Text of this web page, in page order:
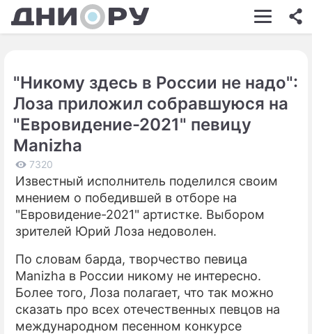
ШОУ-БИЗНЕС
КИНО
НЕДВИЖИМОСТЬ
ПРОИСШЕСТВИЯ
СОННИК
СТИЛЬ ЖИЗНИ
СЕРИАЛЫ
ИГРЫ
"Никому здесь в России не надо":
Лоза приложил собравшуюся на
"Евровидение-2021" певицу
Manizha
7320
Известный исполнитель поделился своим
мнением о победившей в отборе на
"Евровидение-2021" артистке. Выбором
зрителей Юрий Лоза недоволен.
По словам барда, творчество певица
Manizha в России никому не интересно.
Более того, Лоза полагает, что так можно
сказать про всех отечественных певцов на
международном песенном конкурсе